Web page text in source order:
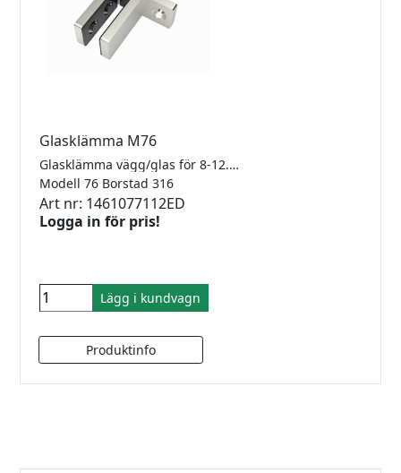
Glasklämma M76
Glasklämma vägg/glas för 8-12.76mm glas. Rostfritt 316.
Modell 76 Borstad 316
Art nr: 1461077112ED
Logga in för pris!
Lägg i kundvagn